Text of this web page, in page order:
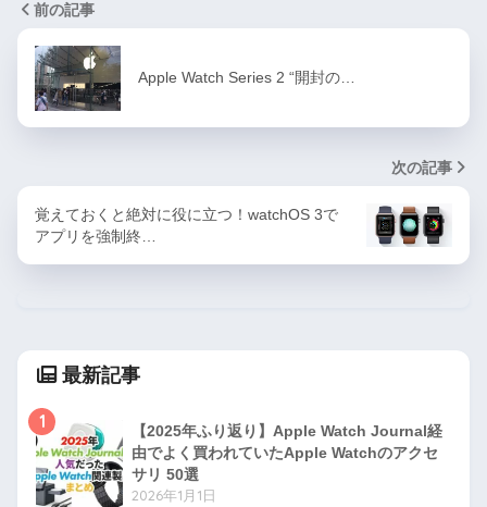
前の記事
Apple Watch Series 2 “開封の…
次の記事
覚えておくと絶対に役に立つ！watchOS 3で
アプリを強制終…
最新記事
1
【2025年ふり返り】Apple Watch Journal経
由でよく買われていたApple Watchのアクセ
サリ 50選
2026年1月1日